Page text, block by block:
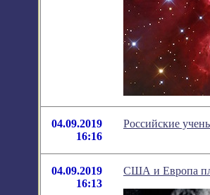
04.09.2019
16:16
Российские
04.09.2019
16:13
США и Европа